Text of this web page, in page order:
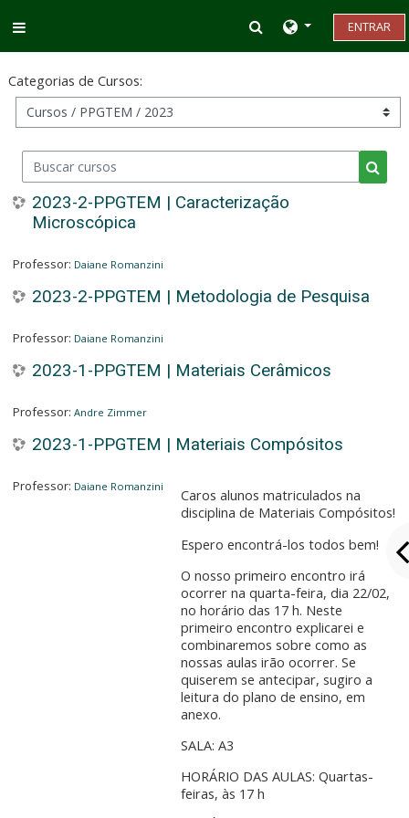
Alternar entrada
ENTRAR
Categorias de Cursos:
Buscar cursos
2023-2-PPGTEM | Caracterização
Microscópica
Professor: Daiane Romanzini
2023-2-PPGTEM | Metodologia de Pesquisa
Professor: Daiane Romanzini
2023-1-PPGTEM | Materiais Cerâmicos
Professor: Andre Zimmer
2023-1-PPGTEM | Materiais Compósitos
Caros alunos matriculados na
disciplina de Materiais Compósitos!
Espero encontrá-los todos bem!
O nosso primeiro encontro irá
ocorrer na quarta-feira, dia 22/02,
no horário das 17 h. Neste
primeiro encontro explicarei e
combinaremos sobre como as
nossas aulas irão ocorrer. Se
quiserem se antecipar, sugiro a
leitura do plano de ensino, em
anexo.
SALA: A3
HORÁRIO DAS AULAS: Quartas-
feiras, às 17 h
Professor: Daiane Romanzini